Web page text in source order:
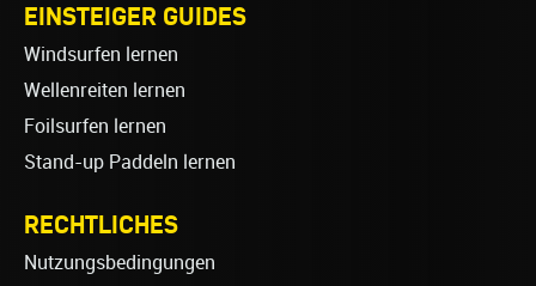
EINSTEIGER GUIDES
Windsurfen lernen
Wellenreiten lernen
Foilsurfen lernen
Stand-up Paddeln lernen
RECHTLICHES
Nutzungsbedingungen